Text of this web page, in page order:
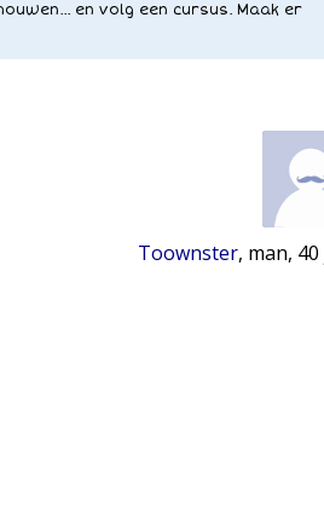
en volg een cursus. Maak er
Toownster, man, 40